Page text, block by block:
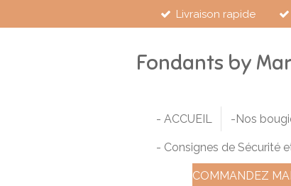
au
Livraison rapide
Fondants by
- ACCUEIL -Nos
- Consignes de Sécurité
COMMANDEZ